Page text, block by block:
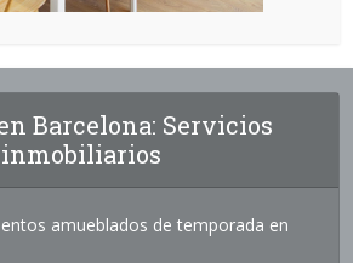
Barcelona: Servicios
inmobiliarios
amueblados de temporada en